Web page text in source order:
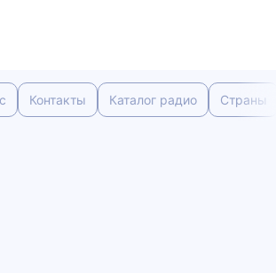
Контакты Каталог радио Страны